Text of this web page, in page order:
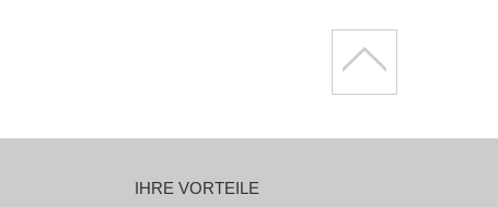
IHRE VORTEILE